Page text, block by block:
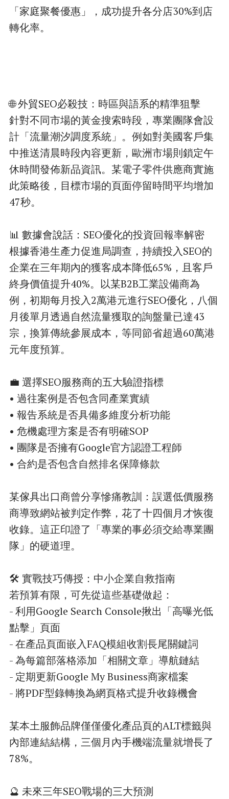
「家庭聚餐優惠」，成功提升各分店30%到店
轉化率。
🌐 外貿SEO必殺技：時區與語系的精準狙擊
針對不同市場的黃金搜索時段，專業團隊會設
計「流量潮汐調度系統」。例如對美國客戶集
中推送清晨時段內容更新，歐洲市場則鎖定午
休時間發佈新品資訊。某電子零件供應商實施
此策略後，目標市場的頁面停留時間平均增加
47秒。
📊 數據會說話：SEO優化的投資回報率解密
根據香港生產力促進局調查，持續投入SEO的
企業在三年期內的獲客成本降低65%，且客戶
終身價值提升40%。以某B2B工業設備商為
例，初期每月投入2萬港元進行SEO優化，八個
月後單月透過自然流量獲取的詢盤量已達43
宗，換算傳統參展成本，等同節省超過60萬港
元年度預算。
💼 選擇SEO服務商的五大驗證指標
• 過往案例是否包含同產業實績
• 報告系統是否具備多維度分析功能
• 危機處理方案是否有明確SOP
• 團隊是否擁有Google官方認證工程師
• 合約是否包含自然排名保障條款
某傢具出口商曾分享慘痛教訓：誤選低價服務
商導致網站被判定作弊，花了十四個月才恢復
收錄。這正印證了「專業的事必須交給專業團
隊」的硬道理。
🛠️ 實戰技巧傳授：中小企業自救指南
若預算有限，可先從這些基礎做起：
- 利用Google Search Console揪出「高曝光低
點擊」頁面
- 在產品頁面嵌入FAQ模組收割長尾關鍵詞
- 為每篇部落格添加「相關文章」導航鏈結
- 定期更新Google My Business商家檔案
- 將PDF型錄轉換為網頁格式提升收錄機會
某本土服飾品牌僅僅優化產品頁的ALT標籤與
內部連結結構，三個月內手機端流量就增長了
78%。
🔮 未來三年SEO戰場的三大預測